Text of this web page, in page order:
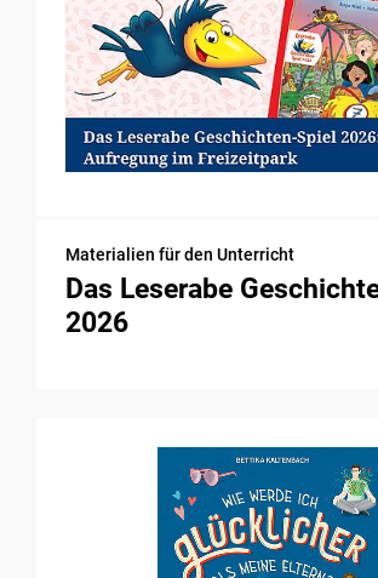
Materialien für den Unterricht
Das Leserabe
2026